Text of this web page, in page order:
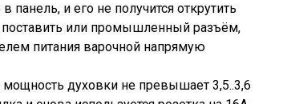
панель, и его не получится открутить
поставить или промышленный разъём,
питания варочной напрямую
духовки не превышает 3,5..3,6